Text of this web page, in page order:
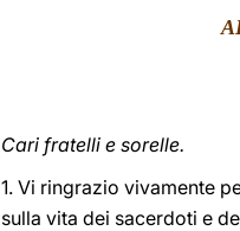
Cari fratelli e sorelle.
1. Vi ringrazio vivamente
sulla vita dei sacerdoti e